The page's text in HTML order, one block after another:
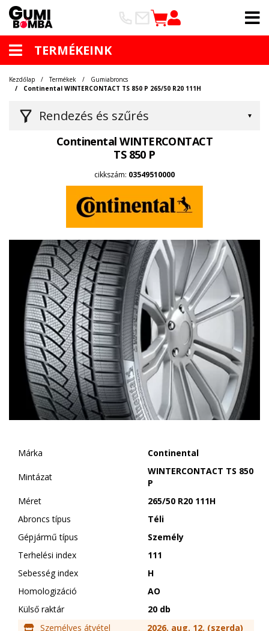
TERMÉKEINK
Rendezés és szűrés
Kezdőlap Termékek
Gumiabroncs
Continental WINTERCONTACT TS 850 P 265/50 R20 111H
Continental WINTERCONTACT
TS 850 P
cikkszám: 03549510000
Márka Continental
Mintázat
WINTERCONTACT TS 850
P
Méret
265/50 R20 111H
Abroncs típus
Téli
Gépjármű típus
Személy
Terhelési index
111
Sebesség index
H
Homologizáció
AO
Külső raktár
20 db
Személyes átvétel
2026. aug. 12. (szerda)